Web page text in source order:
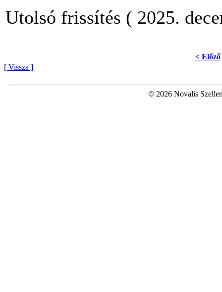
Utolsó frissítés ( 2025.
< Előző
[ Vissza ]
© 2026 Novalis